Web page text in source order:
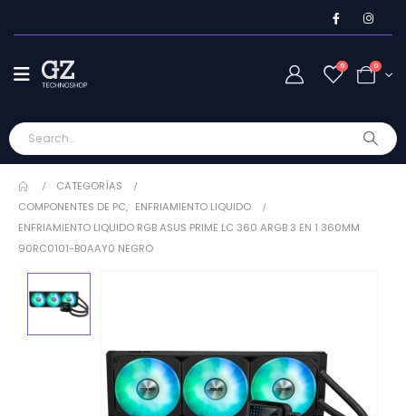
0 0
CATEGORÍAS
COMPONENTES DE PC, ENFRIAMIENTO LIQUIDO
ENFRIAMIENTO LIQUIDO RGB ASUS PRIME LC 360 ARGB 3 EN 1 360MM
90RC0101-B0AAY0 NEGRO